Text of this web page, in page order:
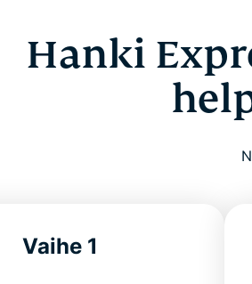
Hanki
Vaihe 1